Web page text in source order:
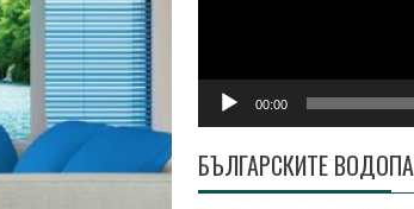
00:00
БЪЛГАРСКИТЕ